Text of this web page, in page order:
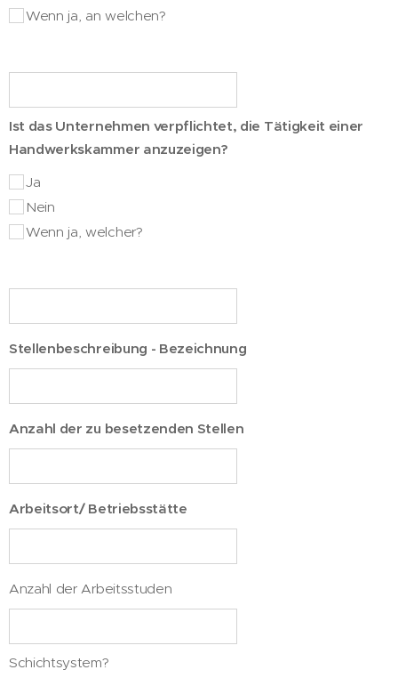
Wenn ja, an welchen?
Ist das Unternehmen verpflichtet, die Tätigkeit einer
Handwerkskammer anzuzeigen?
Ja
Nein
Wenn ja, welcher?
Stellenbeschreibung - Bezeichnung
Anzahl der zu besetzenden Stellen
Arbeitsort/ Betriebsstätte
Anzahl der Arbeitsstuden
Schichtsystem?